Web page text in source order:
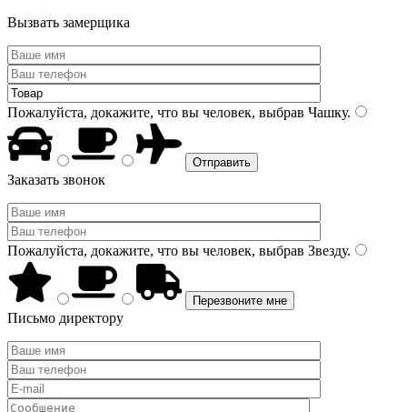
Вызвать замерщика
Пожалуйста, докажите, что вы человек, выбрав Чашку.
Заказать звонок
Пожалуйста, докажите, что вы человек, выбрав Звезду.
Письмо директору